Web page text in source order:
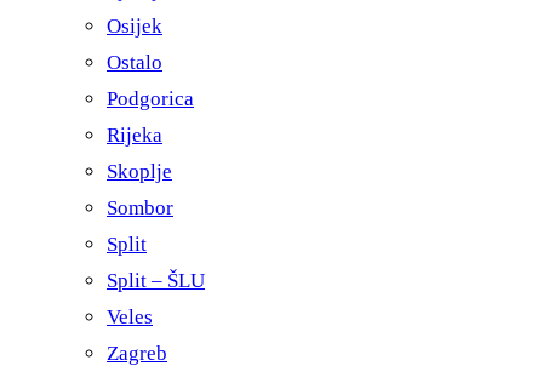
Osijek
Ostalo
Podgorica
Rijeka
Skoplje
Sombor
Split
Split – ŠLU
Veles
Zagreb